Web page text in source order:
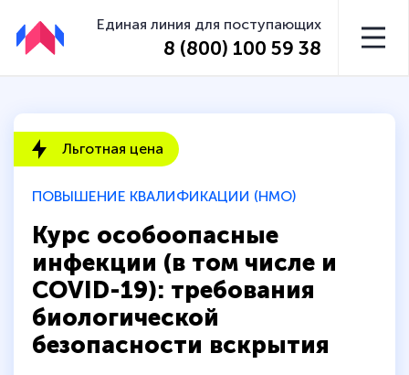
Единая линия для поступающих
8 (800) 100 59 38
ПОВЫШЕНИЕ КВАЛИФИКАЦИИ (НМО)
Курс особоопасные
инфекции (в том числе и
COVID-19): требования
биологической
безопасности вскрытия
Льготная цена